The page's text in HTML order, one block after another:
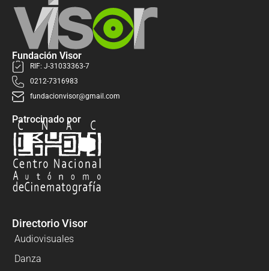
Fundación Visor
RIF: J-31033363-7
0212-7316983
fundacionvisor@gmail.com
Patrocinado por
Directorio Visor
Audiovisuales
Danza